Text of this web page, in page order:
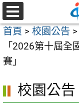
跳
至
主
內
區
選
單
首頁 > 校園公告 >
「2026第十屆
賽」
校園公告